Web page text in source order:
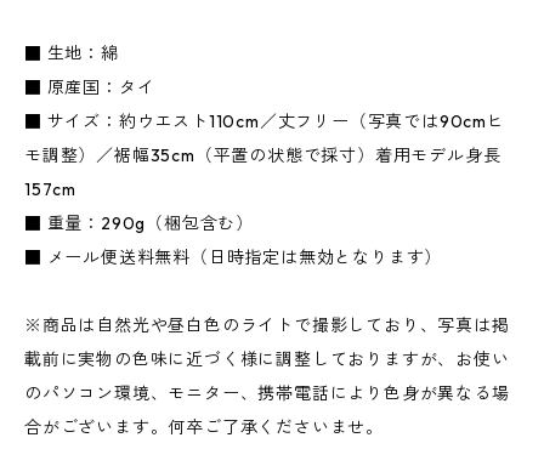
■ 生地：綿
■ 原産国：タイ
■ サイズ：約ウエスト110cm／丈フリー（写真では90cmヒ
モ調整）／裾幅35cm（平置の状態で採寸）着用モデル身長
157cm
■ 重量：290g（梱包含む）
■ メール便送料無料（日時指定は無効となります）
※商品は自然光や昼白色のライトで撮影しており、写真は掲
載前に実物の色味に近づく様に調整しておりますが、お使い
のパソコン環境、モニター、携帯電話により色身が異なる場
合がございます。何卒ご了承くださいませ。